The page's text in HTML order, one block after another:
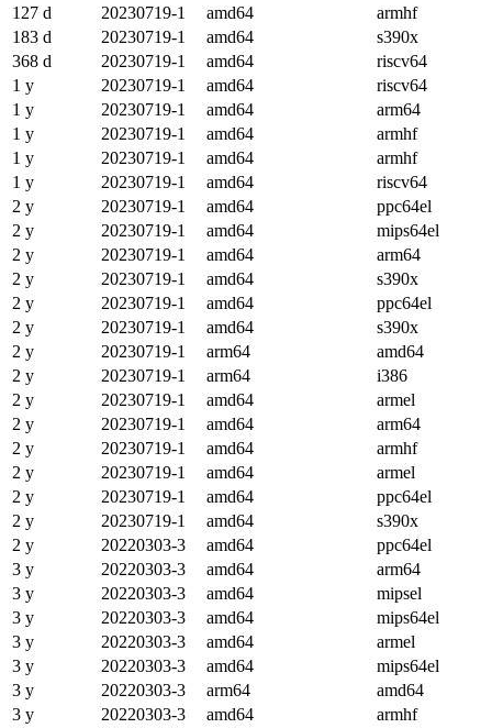
127 d
20230719-1 amd64
armhf
183 d
20230719-1 amd64
s390x
368 d
20230719-1 amd64
riscv64
1 y
20230719-1 amd64
riscv64
1 y
20230719-1 amd64
arm64
1 y
20230719-1 amd64
armhf
1 y
20230719-1 amd64
armhf
1 y
20230719-1 amd64
riscv64
2 y
20230719-1 amd64
ppc64el
2 y
20230719-1 amd64
mips64el
2 y
20230719-1 amd64
arm64
2 y
20230719-1 amd64
s390x
2 y
20230719-1 amd64
ppc64el
2 y
20230719-1 amd64
s390x
2 y
20230719-1 arm64
amd64
2 y
20230719-1 arm64
i386
2 y
20230719-1 amd64
armel
2 y
20230719-1 amd64
arm64
2 y
20230719-1 amd64
armhf
2 y
20230719-1 amd64
armel
2 y
20230719-1 amd64
ppc64el
2 y
20230719-1 amd64
s390x
2 y
20220303-3 amd64
ppc64el
3 y
20220303-3 amd64
arm64
3 y
20220303-3 amd64
mipsel
3 y
20220303-3 amd64
mips64el
3 y
20220303-3 amd64
armel
3 y
20220303-3 amd64
mips64el
3 y
20220303-3 arm64
amd64
3 y
20220303-3 amd64
armhf